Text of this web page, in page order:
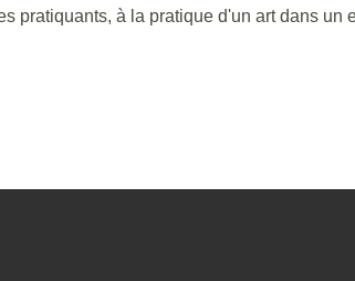
pratiquants, à la pratique d'un art dans un